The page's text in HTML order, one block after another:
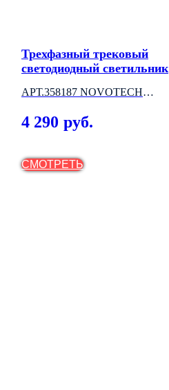
Трехфазный трековый
светодиодный светильник
АРТ.358187 NOVOTECH
(ВЕНГРИЯ)
4 290 руб.
СМОТРЕТЬ